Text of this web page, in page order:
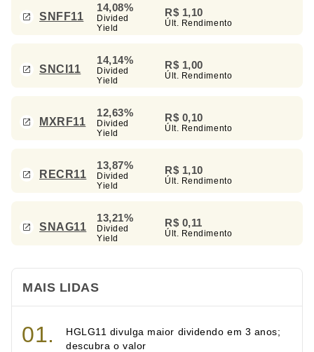
SNFF11
14,08%
Divided
Yield
R$ 1,10
Últ. Rendimento
SNCI11
14,14%
Divided
Yield
R$ 1,00
Últ. Rendimento
MXRF11
12,63%
Divided
Yield
R$ 0,10
Últ. Rendimento
RECR11
13,87%
Divided
Yield
R$ 1,10
Últ. Rendimento
SNAG11
13,21%
Divided
Yield
R$ 0,11
Últ. Rendimento
MAIS LIDAS
HGLG11 divulga maior dividendo em 3 anos;
descubra o valor